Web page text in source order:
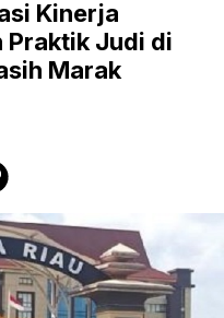
Kinerja
Praktik Judi di
Marak